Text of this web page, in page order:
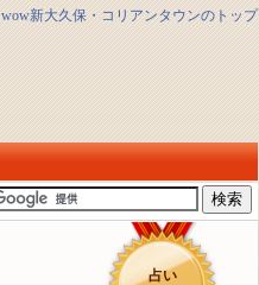
wow新大久保・コリアンタウンのトップ
占い